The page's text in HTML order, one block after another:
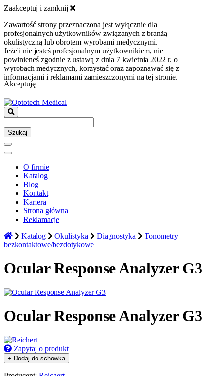
Zaakceptuj i zamknij
Zawartość strony przeznaczona jest wyłącznie dla
profesjonalnych użytkowników związanych z branżą
okulistyczną lub obrotem wyrobami medycznymi.
Jeżeli nie jesteś profesjonalnym użytkownikiem, nie
powinieneś zgodnie z ustawą z dnia 7 kwietnia 2022 r. o
wyrobach medycznych, korzystać oraz zapoznawać się z
informacjami i reklamami zamieszczonymi na tej stronie.
Akceptuję
Szukaj
O firmie
Katalog
Blog
Kontakt
Kariera
Strona główna
Reklamacje
Katalog
Okulistyka Diagnostyka
Tonometry
bezkontaktowe/bezdotykowe
Ocular Response Analyzer G3
Ocular Response Analyzer G3
Zapytaj o produkt
+ Dodaj do schowka